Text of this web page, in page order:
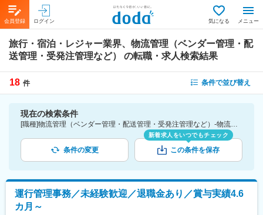
会員登録 ログイン 気になる メニュー
旅行・宿泊・レジャー業界、物流管理（ベンダー管理・配
送管理・受発注管理など）
の転職・求人検索結果
18 件 条件で並び替え
現在の検索条件
[職種]物流管理（ベンダー管理・配送管理・受発注管理など）-物流管理（企画）・購買・貿易 [業種]旅行・宿泊・レジャー業界
条件の変更
新着求人をいつでもチェック
この条件を保存
運行管理事務／未経験歓迎／退職金あり／賞与実績4.6
カ月～